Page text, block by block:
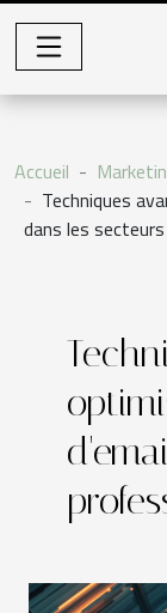
Accueil
Techniques
dans les